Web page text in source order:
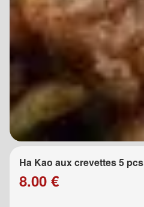
Ha Kao aux crevettes 5 pcs
8.00 €